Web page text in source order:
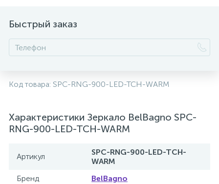
Быстрый заказ
+7
Код товара: SPC-RNG-900-LED-TCH-WARM
Характеристики Зеркало BelBagno SPC-
RNG-900-LED-TCH-WARM
Артикул
SPC-RNG-900-LED-TCH-
WARM
Бренд
BelBagno
Встраиваемые смесители для душа
Встраиваемые смесители для раковины
Держатели ручного душа
Для душа